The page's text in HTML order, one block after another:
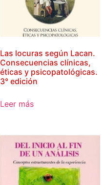
Las locuras según Lacan.
Consecuencias clínicas,
éticas y psicopatológicas.
3° edición
Leer más